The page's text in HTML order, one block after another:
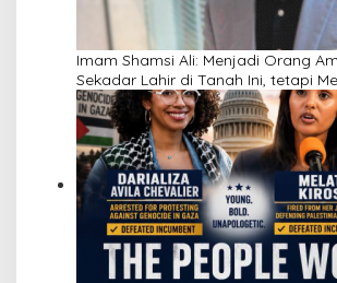
Imam Shamsi Ali: Menjadi Orang
Sekadar Lahir di Tanah Ini, tetapi
Perbedaan